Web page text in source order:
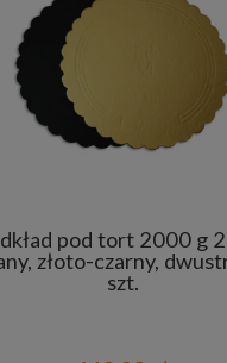
pod tort 2000 g
złoto-czarny,
szt.